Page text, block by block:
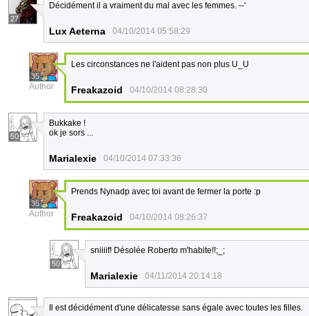
27
Décidément il a vraiment du mal avec les femmes. --'
Lux Aeterna 04/10/2014 05:58:29
35
Author
Les circonstances ne l'aident pas non plus U_U
Freakazoid 04/10/2014 08:28:30
50
Bukkake !
ok je sors ...
Marialexie 04/10/2014 07:33:36
35
Author
Prends Nynadp avec toi avant de fermer la porte :p
Freakazoid 04/10/2014 08:26:37
50
sniiiif! Désolée Roberto m'habite!!;_;
Marialexie 04/11/2014 20:14:18
Il est décidément d'une délicatesse sans égale avec toutes les filles.